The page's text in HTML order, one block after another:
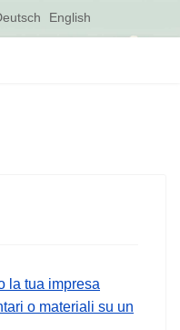
English
la tua impresa
o materiali su un